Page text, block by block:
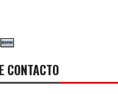
CONTACTO